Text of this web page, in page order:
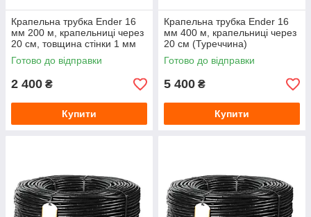
Крапельна трубка Ender 16
мм 200 м, крапельниці через
20 см, товщина стінки 1 мм
(Туреччина)
Готово до відправки
2 400 ₴
Купити
Крапельна трубка Ender 16
мм 400 м, крапельниці через
20 см (Туреччина)
Готово до відправки
5 400 ₴
Купити